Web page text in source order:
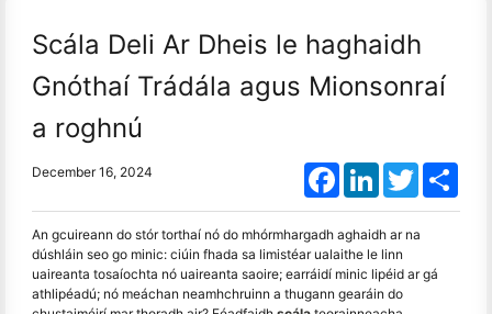
Scála Deli Ar Dheis le haghaidh
Gnóthaí Trádála agus Mionsonraí
a roghnú
December 16, 2024 FacebookLinkedInTwitter
An gcuireann do stór torthaí nó do mhórmhargadh aghaidh ar na
dúshláin seo go minic: ciúin fhada sa limistéar ualaithe le linn
uaireanta tosaíochta nó uaireanta saoire; earráidí minic lipéid ar gá
athlipéadú; nó meáchan neamhchruinn a thugann gearáin do